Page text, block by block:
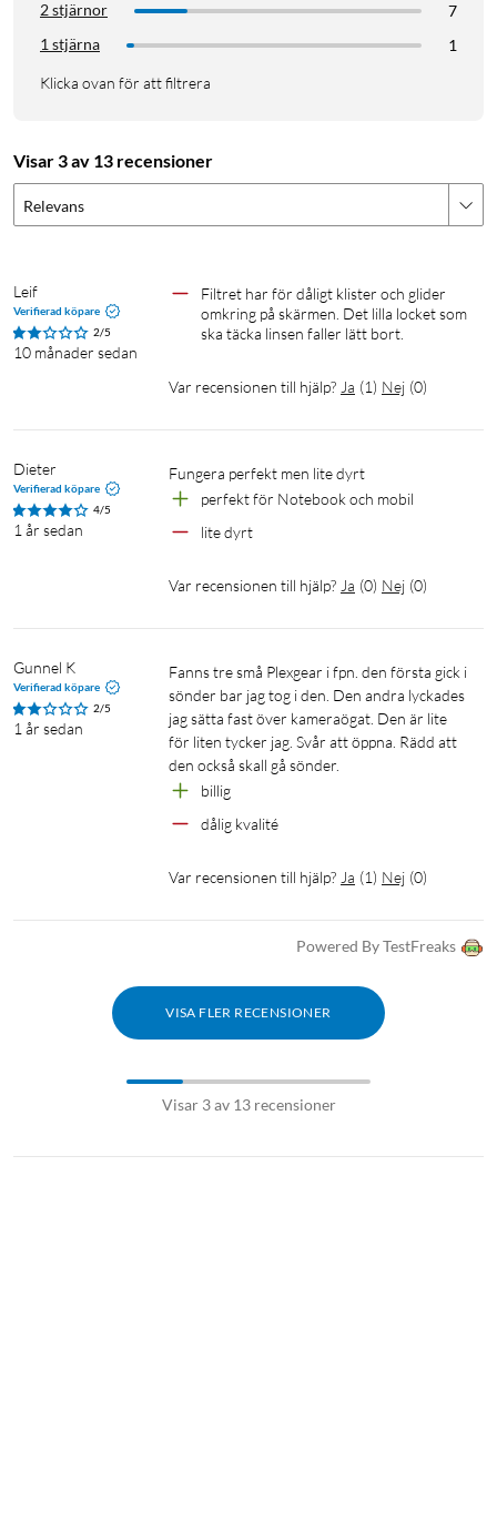
2 stjärnor
7
1 stjärna
1
Klicka ovan för att filtrera
Visar 3 av 13 recensioner
Relevans
Leif
Verifierad köpare
2/5
10 månader sedan
Filtret har för dåligt klister och glider
omkring på skärmen. Det lilla locket som
ska täcka linsen faller lätt bort.
Var recensionen till hjälp? Ja (1) Nej (0)
Dieter
Verifierad köpare
4/5
1 år sedan
Fungera perfekt men lite dyrt
perfekt för Notebook och mobil
lite dyrt
Var recensionen till hjälp? Ja (0) Nej (0)
Gunnel K
Verifierad köpare
2/5
1 år sedan
Fanns tre små Plexgear i fpn. den första gick i
sönder bar jag tog i den. Den andra lyckades
jag sätta fast över kameraögat. Den är lite
för liten tycker jag. Svår att öppna. Rädd att
den också skall gå sönder.
billig
dålig kvalité
Var recensionen till hjälp? Ja (1) Nej (0)
Powered By TestFreaks
VISA FLER RECENSIONER
Visar 3 av 13 recensioner